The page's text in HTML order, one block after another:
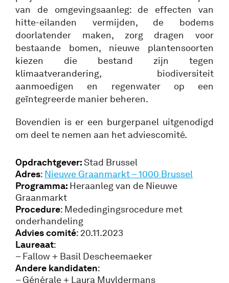
van de omgevingsaanleg: de effecten van
hitte-eilanden vermijden, de bodems
doorlatender maken, zorg dragen voor
bestaande bomen, nieuwe plantensoorten
kiezen die bestand zijn tegen
klimaatverandering, biodiversiteit
aanmoedigen en regenwater op een
geïntegreerde manier beheren.
Bovendien is er een burgerpanel uitgenodigd
om deel te nemen aan het adviescomité.
Opdrachtgever:Stad Brussel
Adres: Nieuwe Graanmarkt – 1000 Brussel
Programma: Heraanleg van de Nieuwe
Graanmarkt
Procedure: Mededingingsrocedure met
onderhandeling
Advies comité: 20.11.2023
Laureaat:
– Fallow + Basil Descheemaeker
Andere kandidaten:
– Générale + Laura Muyldermans